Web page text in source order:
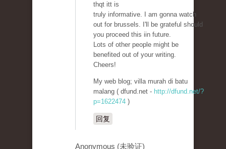
thqt itt is
truly informative. I am gonna watch
out for brussels. I'll be grateful should
you proceed thiѕ iin futurе.
Lots of other people might be
benefited out of your writing.
Cheers!
My web blog; villa murah di batu
malang ( dfund.net - http://dfund.net/?
p=1622474 )
回复
Anonymous (未验证)